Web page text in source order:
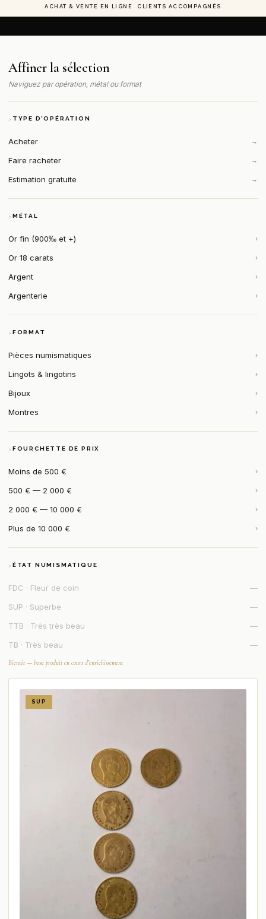
ACHAT & VENTE EN LIGNE CLIENTS ACCOMPAGNÉS
Affiner la sélection
Naviguez par opération, métal ou format
TYPE D’OPÉRATION
Acheter →
Faire racheter →
Estimation gratuite →
MÉTAL
Or fin (900‰ et +) ›
Or 18 carats ›
Argent ›
Argenterie ›
FORMAT
Pièces numismatiques ›
Lingots & lingotins ›
Bijoux ›
Montres ›
FOURCHETTE DE PRIX
Moins de 500 € ›
500 € — 2 000 € ›
2 000 € — 10 000 € ›
Plus de 10 000 € ›
ÉTAT NUMISMATIQUE
FDC · Fleur de coin
—
SUP · Superbe
—
TTB · Très très beau
—
TB · Très beau
—
Bientôt — base produit en cours d’enrichissement
SUP